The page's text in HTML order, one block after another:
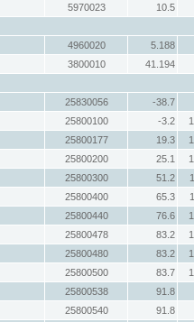
5970023
10.5
4960020
5.188
3800010
41.194
25830056
-38.7
25800100 -3.2
25800177 19.3
25800200 25.1
25800300 51.2
25800400 65.3
25800440 76.6
25800478 83.2
25800480 83.2
25800500 83.7
25800538
91.8
25800540
91.8